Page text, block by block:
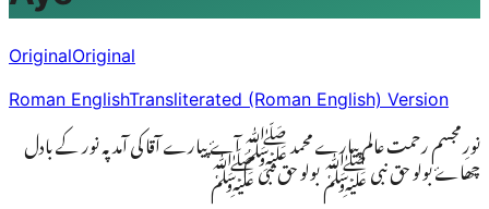
OriginalOriginal
Roman EnglishTransliterated (Roman English) Version
نورِ مجسم رحمت عالم پیارے محمد ﷺ آۓ پیارے آقا کی آمد پہ نور کے بادل
چھاۓ بولو حق نبی ﷺ بولو حق نبی ﷺ